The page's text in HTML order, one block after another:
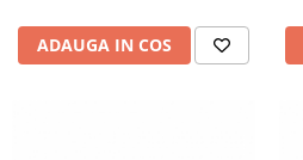
ADAUGA IN COS